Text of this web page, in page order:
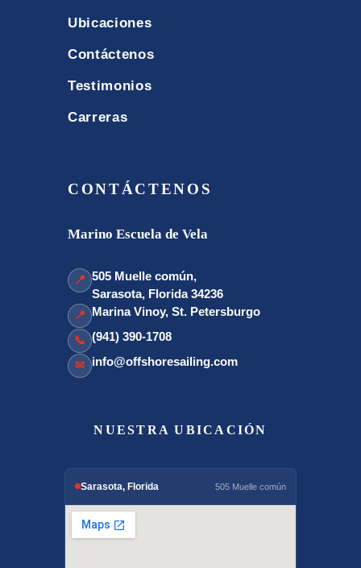
Ubicaciones
Contáctenos
Testimonios
Carreras
CONTÁCTENOS
Marino Escuela de Vela
📍 505 Muelle común,
Sarasota, Florida 34236
📍 Marina Vinoy, St. Petersburgo
📞 (941) 390-1708
✉ info@offshoresailing.com
NUESTRA UBICACIÓN
Sarasota, Florida 505 Muelle común